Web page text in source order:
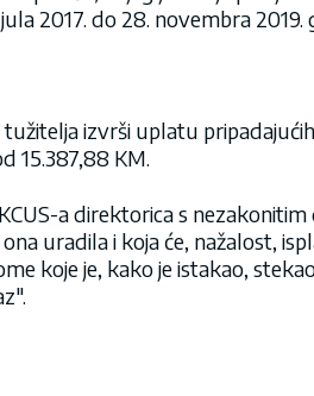
2017. do 28. novembra 2019.
izvrši uplatu
15.387,88 KM.
a direktorica s
uradila i koja će, nažalost,
koje je, kako je istakao,